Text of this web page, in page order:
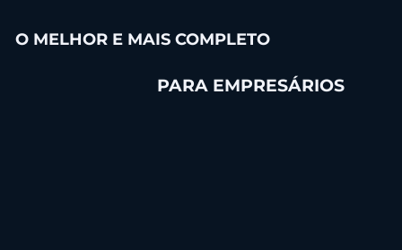
O MELHOR E MAIS COMPLETO
PARA EMPRESÁRIOS